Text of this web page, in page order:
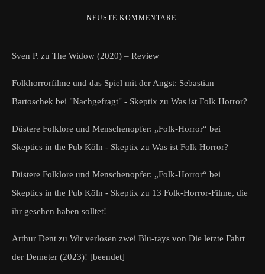
NEUSTE KOMMENTARE:
Sven P. zu The Widow (2020) – Review
Folkhorrorfilme und das Spiel mit der Angst: Sebastian
Bartoschek bei "Nachgefragt" - Skeptix zu Was ist Folk Horror?
Düstere Folklore und Menschenopfer: „Folk-Horror“ bei
Skeptics in the Pub Köln - Skeptix zu Was ist Folk Horror?
Düstere Folklore und Menschenopfer: „Folk-Horror“ bei
Skeptics in the Pub Köln - Skeptix zu 13 Folk-Horror-Filme, die
ihr gesehen haben solltet!
Arthur Dent zu Wir verlosen zwei Blu-rays von Die letzte Fahrt
der Demeter (2023)! [beendet]